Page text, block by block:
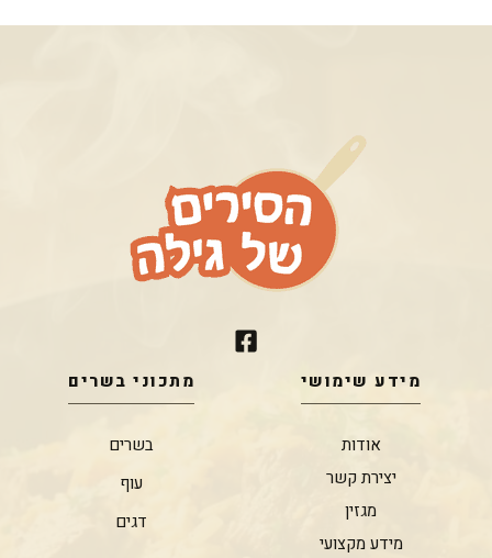
מידע שימושי
אודות
יצירת קשר
מגזין
מידע מקצועי
מתכוני בשרים
בשרים
עוף
דגים